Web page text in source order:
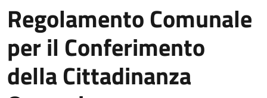
Regolamento Comunale
per il Conferimento
della Cittadinanza